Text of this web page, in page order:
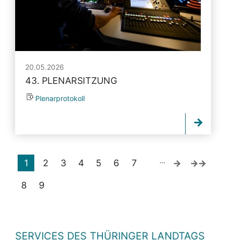
20.05.2026
43. PLENARSITZUNG
Plenarprotokoll
1 2 3 4 5 6 7
8 9
…
SERVICES DES THÜRINGER LANDTAGS